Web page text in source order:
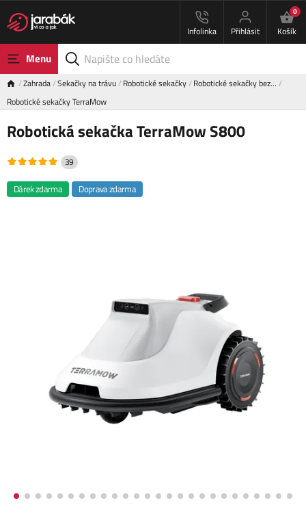
Infolinka Přihlásit
0
Košík
Menu
Zahrada Sekačky na trávu Robotické sekačky Robotické sekačky bez…
Robotické sekačky TerraMow
Robotická sekačka TerraMow S800
39
Dárek zdarma Doprava zdarma